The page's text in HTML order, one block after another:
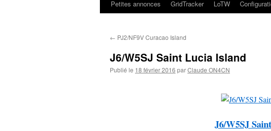
Petites annonces
GridTracker LoTW
← PJ2/NF9V Curacao Island
J6/W5SJ Saint Lucia Island
Publié le 18 février 2016 parClaude ON4CN
J6/W5SJ